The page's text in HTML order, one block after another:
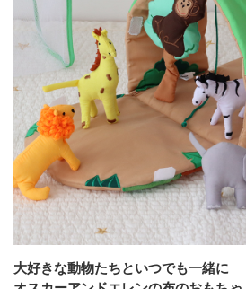
大好きな動物たちといつでも一緒に